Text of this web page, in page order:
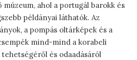
múzeum, ahol a portugál barokk és
példányai láthatók. Az
a pompás oltárképek és a
mind-mind a korabeli
és odaadásáról